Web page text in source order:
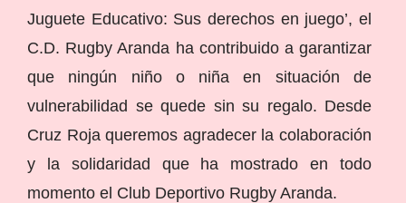
Juguete Educativo: Sus derechos en juego’, el
C.D. Rugby Aranda ha contribuido a garantizar
que ningún niño o niña en situación de
vulnerabilidad se quede sin su regalo. Desde
Cruz Roja queremos agradecer la colaboración
y la solidaridad que ha mostrado en todo
momento el Club Deportivo Rugby Aranda.